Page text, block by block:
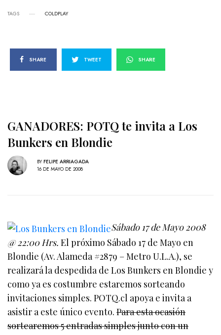
TAGS COLDPLAY
SHARE TWEET SHARE
GANADORES: POTQ te invita a Los
Bunkers en Blondie
BY FELIPE ARRIAGADA
16 DE MAYO DE 2008
Sábado 17 de Mayo 2008
@ 22:00 Hrs. El próximo Sábado 17 de Mayo en
Blondie (Av. Alameda #2879 – Metro U.L.A.), se
realizará la despedida de Los Bunkers en Blondie y
como ya es costumbre estaremos sorteando
invitaciones simples. POTQ.cl apoya e invita a
asistir a este único evento.Para esta ocasión
sortearemos 5 entradas simples junto con un